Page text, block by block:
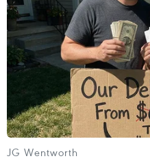
ngày 2/2.
JG Wentworth